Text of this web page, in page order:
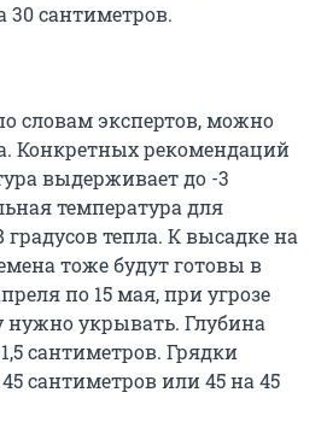
30 сантиметров.
словам экспертов, можно
Конкретных рекомендаций
выдерживает до -3
температура для
градусов тепла. К высадке на
тоже будут готовы в
по 15 мая, при угрозе
нужно укрывать. Глубина
сантиметров. Грядки
сантиметров или 45 на 45